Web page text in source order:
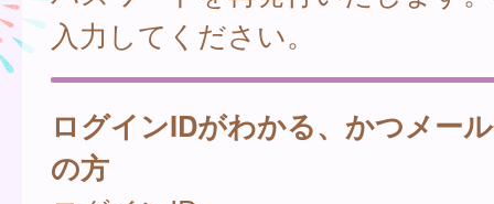
入力してください。
ログインIDがわかる、かつメー
の方